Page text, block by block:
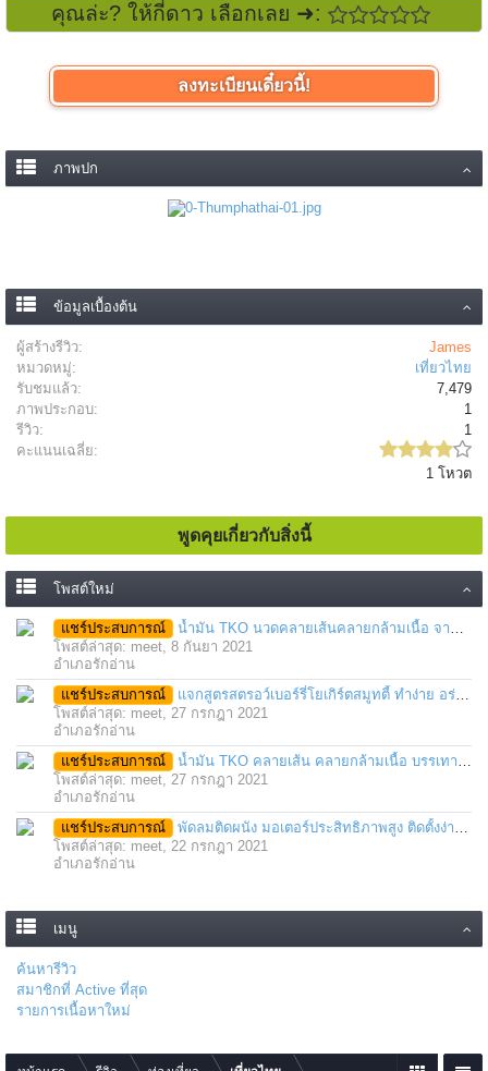
คุณล่ะ? ให้กี่ดาว เลือกเลย ➜:
ลงทะเบียนเดี๋ยวนี้!
ภาพปก
ข้อมูลเบื้องต้น
ผู้สร้างรีวิว:
James
หมวดหมู่:
เที่ยวไทย
รับชมแล้ว:
7,479
ภาพประกอบ:
1
รีวิว:
1
คะแนนเฉลี่ย:
1 โหวต
พูดคุยเกี่ยวกับสิ่งนี้
โพสต์ใหม่
แชร์ประสบการณ์
น้ำมัน TKO นวดคลายเส้นคลายกล้ามเนื้อ จากภาวะตึงหรือเคล็ด บาดเจ็บ ได้อย่างฉับพลัน
โพสต์ล่าสุด: meet, 8 กันยา 2021
อำเภอรักอ่าน
แชร์ประสบการณ์
แจกสูตรสตรอว์เบอร์รี่โยเกิร์ตสมูทตี้ ทำง่าย อร่อย แค่มีเครื่องปั่นน้ำผลไม้
โพสต์ล่าสุด: meet, 27 กรกฎา 2021
อำเภอรักอ่าน
แชร์ประสบการณ์
น้ำมัน TKO คลายเส้น คลายกล้ามเนื้อ บรรเทาอาการบาดเจ็บโดยฉับพลัน
โพสต์ล่าสุด: meet, 27 กรกฎา 2021
อำเภอรักอ่าน
แชร์ประสบการณ์
พัดลมติดผนัง มอเตอร์ประสิทธิภาพสูง ติดตั้งง่าย ประหยัดพื้นที่
โพสต์ล่าสุด: meet, 22 กรกฎา 2021
อำเภอรักอ่าน
เมนู
ค้นหารีวิว
สมาชิกที่ Active ที่สุด
รายการเนื้อหาใหม่